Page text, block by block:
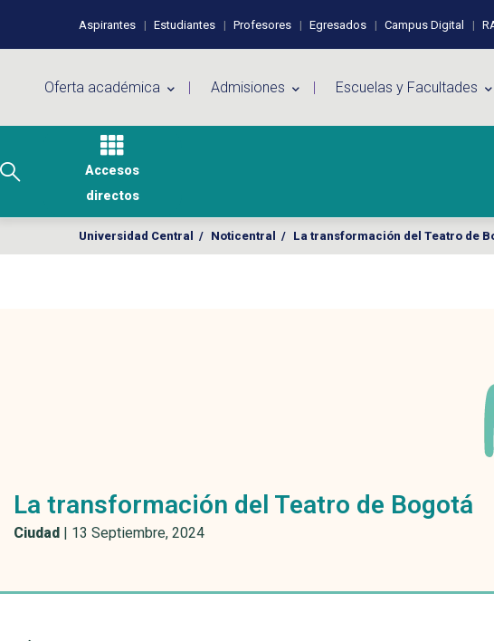
Perfiles de usuario
Aspirantes Estudiantes Profesores Egresados Campus Digital
Oferta académica Admisiones Escuelas y Facultades
Accesos
directos
Universidad Central / Noticentral / La transformación del Teatro de
La transformación del Teatro de Bogotá
Ciudad | 13 Septiembre, 2024